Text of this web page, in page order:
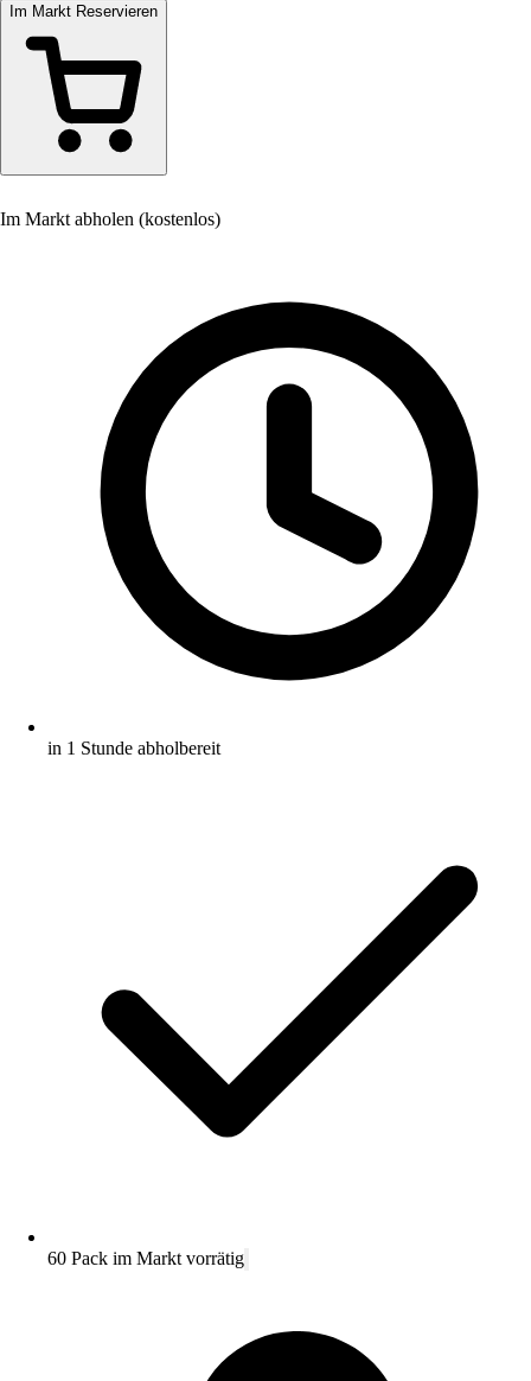
Im Markt Reservieren
Im Markt abholen (kostenlos)
in 1 Stunde abholbereit
60 Pack im Markt vorrätig